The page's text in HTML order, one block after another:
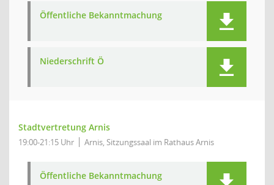
Öffentliche Bekanntmachung
Niederschrift Ö
Stadtvertretung Arnis
19:00-21:15 Uhr Arnis, Sitzungssaal im Rathaus Arnis
Öffentliche Bekanntmachung